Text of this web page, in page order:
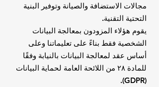
مجالات الاستضافة والصيانة وتوفير البنية
التحتية التقنية.
يقوم هؤلاء المزودون بمعالجة البيانات
الشخصية فقط بناءً على تعليماتنا وعلى
أساس عقد لمعالجة البيانات بالنيابة وفقًا
للمادة ٢٨ من اللائحة العامة لحماية البيانات
(GDPR).